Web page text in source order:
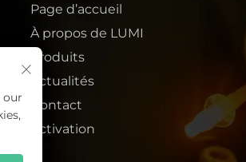
Page d’accueil
À propos de LUMI
Produits
Actualités
Contact
Activation
our